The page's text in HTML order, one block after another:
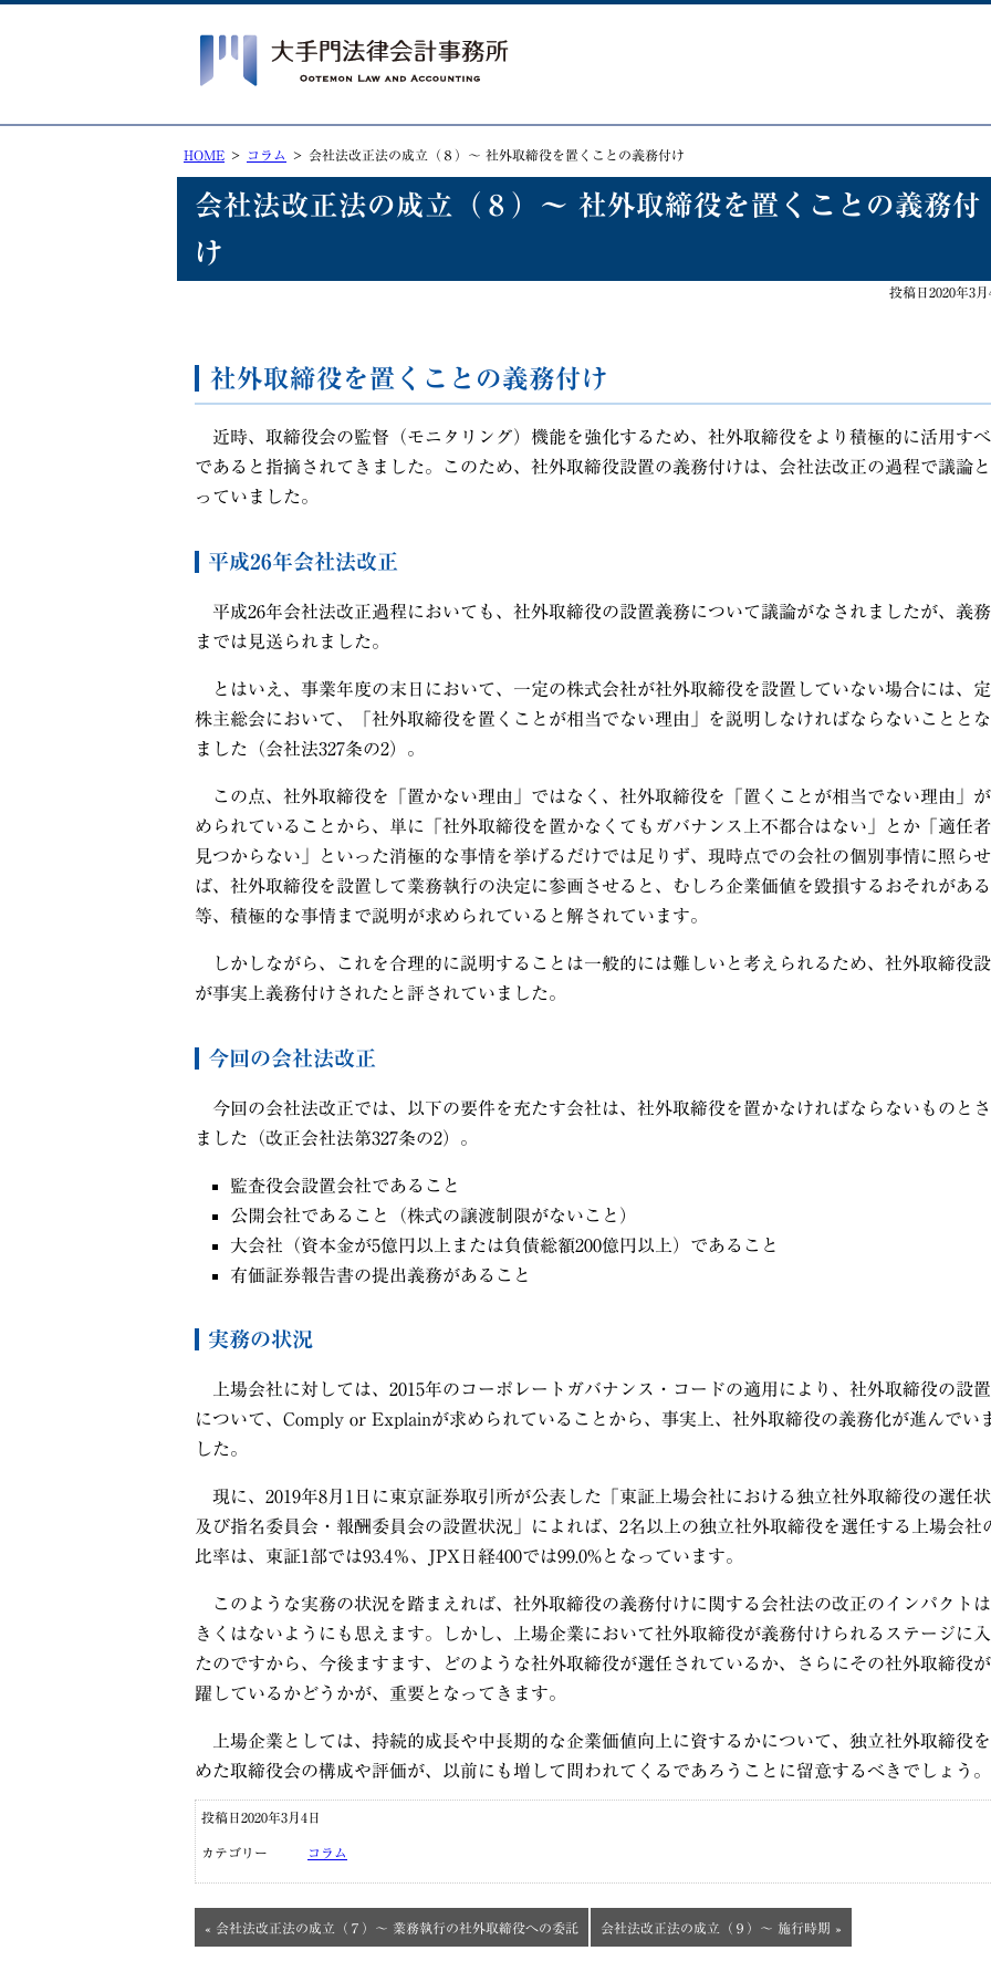
HOME コラム 会社法改正法の成立（８）～ 社外取締役を置くことの義務付け
会社法改正法の成立（８）～ 社外取締役を置くことの義務付
け
投稿日2020年3月
社外取締役を置くことの義務付け
近時、取締役会の監督（モニタリング）機能を強化するため、社外取締役をより積極的に活用すべ
であると指摘されてきました。このため、社外取締役設置の義務付けは、会社法改正の過程で議論
っていました。
平成26年会社法改正
平成26年会社法改正過程においても、社外取締役の設置義務について議論がなされましたが、義
までは見送られました。
とはいえ、事業年度の末日において、一定の株式会社が社外取締役を設置していない場合には、
株主総会において、「社外取締役を置くことが相当でない理由」を説明しなければならないこととな
ました（会社法327条の2）。
この点、社外取締役を「置かない理由」ではなく、社外取締役を「置くことが相当でない理由」
められていることから、単に「社外取締役を置かなくてもガバナンス上不都合はない」とか「適任
見つからない」といった消極的な事情を挙げるだけでは足りず、現時点での会社の個別事情に照らせ
ば、社外取締役を設置して業務執行の決定に参画させると、むしろ企業価値を毀損するおそれがある
等、積極的な事情まで説明が求められていると解されています。
しかしながら、これを合理的に説明することは一般的には難しいと考えられるため、社外取締役
が事実上義務付けされたと評されていました。
今回の会社法改正
今回の会社法改正では、以下の要件を充たす会社は、社外取締役を置かなければならないものと
ました（改正会社法第327条の2）。
監査役会設置会社であること
公開会社であること（株式の譲渡制限がないこと）
大会社（資本金が5億円以上または負債総額200億円以上）であること
有価証券報告書の提出義務があること
実務の状況
上場会社に対しては、 2015年のコーポレートガバナンス・コードの適用により、社外取締役の設
について、 Comply or Explainが求められていることから、事実上、社外取締役の義務化が進んでい
した。
現に、2019年8月1日に東京証券取引所が公表した「東証上場会社における独立社外取締役の選任
及び指名委員会・報酬委員会の設置状況」によれば、2名以上の独立社外取締役を選任する上場会社
比率は、東証1部では93.4％、JPX日経400では99.0%となっています。
このような実務の状況を踏まえれば、社外取締役の義務付けに関する会社法の改正のインパクト
きくはないようにも思えます。しかし、上場企業において社外取締役が義務付けられるステージに入
たのですから、今後ますます、どのような社外取締役が選任されているか、さらにその社外取締役
躍しているかどうかが、重要となってきます。
上場企業としては、持続的成長や中長期的な企業価値向上に資するかについて、独立社外取締役
めた取締役会の構成や評価が、以前にも増して問われてくるであろうことに留意するべきでしょう。
投稿日2020年3月4日
カテゴリー コラム
« 会社法改正法の成立（７）～ 業務執行の社外取締役への委託 会社法改正法の成立（９）～ 施行時期 »